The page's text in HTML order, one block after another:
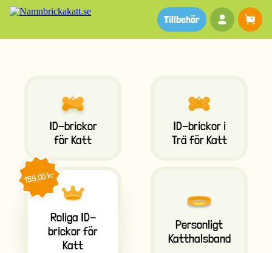
Ditt
Tillbehör
ID-brickor
för Katt
ID-brickor i
Trä för Katt
Roliga ID-
brickor för
Katt
159,00 kr
Personligt
Katthalsband